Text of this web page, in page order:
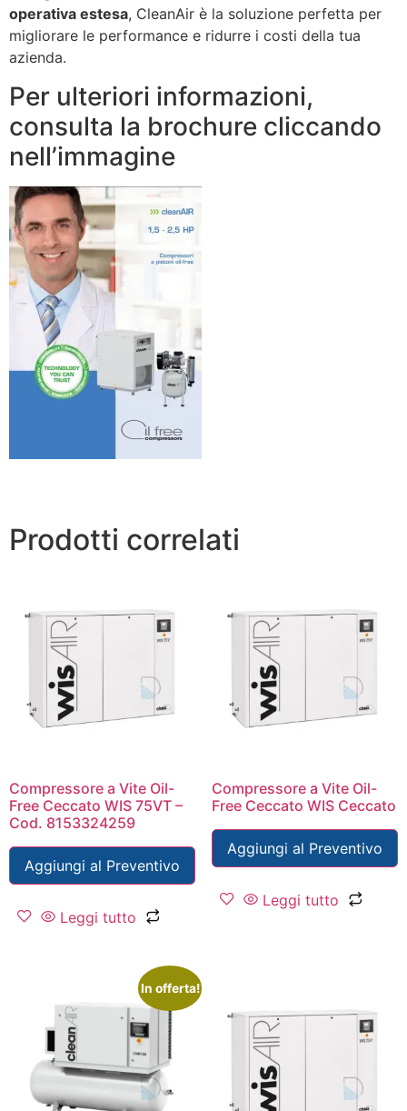
operativa estesa, CleanAir è la soluzione perfetta per
migliorare le performance e ridurre i costi della tua
azienda.
Per ulteriori informazioni,
consulta la brochure cliccando
nell’immagine
Prodotti correlati
Compressore a Vite Oil-
Free Ceccato WIS 75VT –
Cod. 8153324259
Aggiungi al Preventivo
Leggi tutto
Compressore a Vite Oil-
Free Ceccato WIS Ceccato
Aggiungi al Preventivo
Leggi tutto
In offerta!